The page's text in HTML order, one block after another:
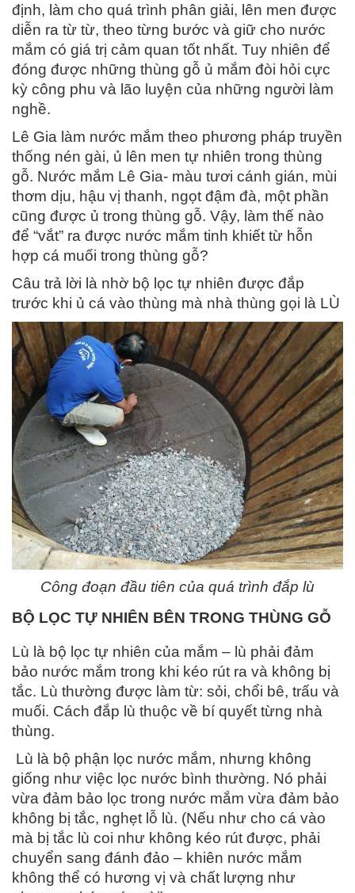
định, làm cho quá trình phân giải, lên men được
diễn ra từ từ, theo từng bước và giữ cho nước
mắm có giá trị cảm quan tốt nhất. Tuy nhiên để
đóng được những thùng gỗ ủ mắm đòi hỏi cực
kỳ công phu và lão luyện của những người làm
nghề.
Lê Gia làm nước mắm theo phương pháp truyền
thống nén gài, ủ lên men tự nhiên trong thùng
gỗ. Nước mắm Lê Gia- màu tươi cánh gián, mùi
thơm dịu, hậu vị thanh, ngọt đậm đà, một phần
cũng được ủ trong thùng gỗ. Vậy, làm thế nào
để “vắt” ra được nước mắm tinh khiết từ hỗn
hợp cá muối trong thùng gỗ?
Câu trả lời là nhờ bộ lọc tự nhiên được đắp
trước khi ủ cá vào thùng mà nhà thùng gọi là LÙ
Công đoạn đầu tiên của quá trình đắp lù
BỘ LỌC TỰ NHIÊN BÊN TRONG THÙNG GỖ
Lù là bộ lọc tự nhiên của mắm – lù phải đảm
bảo nước mắm trong khi kéo rút ra và không bị
tắc. Lù thường được làm từ: sỏi, chổi bê, trấu và
muối. Cách đắp lù thuộc về bí quyết từng nhà
thùng.
Lù là bộ phận lọc nước mắm, nhưng không
giống như việc lọc nước bình thường. Nó phải
vừa đảm bảo lọc trong nước mắm vừa đảm bảo
không bị tắc, nghẹt lỗ lù. (Nếu như cho cá vào
mà bị tắc lù coi như không kéo rút được, phải
chuyển sang đánh đảo – khiên nước mắm
không thể có hương vị và chất lượng như